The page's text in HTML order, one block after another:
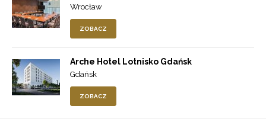
Wrocław
ZOBACZ
Arche Hotel Lotnisko Gdańsk
Gdańsk
ZOBACZ